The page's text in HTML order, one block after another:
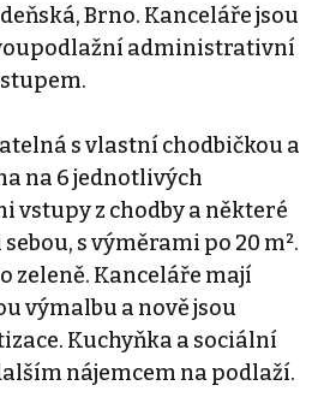
Brno. Kanceláře jsou
administrativní
s vlastní chodbičkou a
na 6 jednotlivých
vstupy z chodby a některé
s výměrami po 20 m².
zeleně. Kanceláře mají
výmalbu a nově jsou
Kuchyňka a sociální
nájemcem na podlaží.